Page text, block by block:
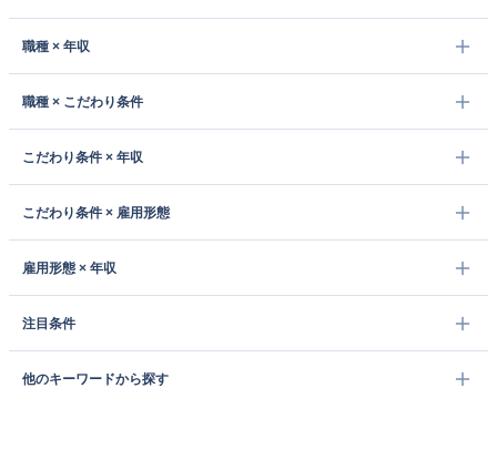
職種 × 年収
職種 × こだわり条件
こだわり条件 × 年収
こだわり条件 × 雇用形態
雇用形態 × 年収
注目条件
他のキーワードから探す